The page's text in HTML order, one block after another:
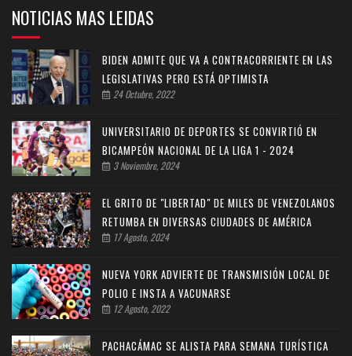
NOTICIAS MAS LEIDAS
BIDEN ADMITE QUE VA A CONTRACORRIENTE EN LAS
LEGISLATIVAS PERO ESTÁ OPTIMISTA
24 Octubre, 2022
UNIVERSITARIO DE DEPORTES SE CONVIRTIÓ EN
BICAMPEÓN NACIONAL DE LA LIGA 1 - 2024
3 Noviembre, 2024
EL GRITO DE "LIBERTAD" DE MILES DE VENEZOLANOS
RETUMBA EN DIVERSAS CIUDADES DE AMÉRICA
17 Agosto, 2024
NUEVA YORK ADVIERTE DE TRANSMISIÓN LOCAL DE
POLIO E INSTA A VACUNARSE
12 Agosto, 2022
PACHACÁMAC SE ALISTA PARA SEMANA TURÍSTICA